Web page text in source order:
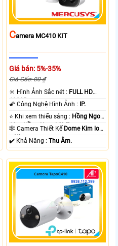
CAmera MC410 KIT
Giá bán: 5%-35%
Giá Gốc: 00 ₫
🔆 Hình Ảnh Sắc nét : FULL HD
1080P .
🌠 Công Nghệ Hình Ảnh :
IP.
⭐ Khi xem thiếu sáng : Hồng Ngoại
10m Hồng Ngoại SMD.
🕸️ Camera Thiết Kế Dome Kim loại
+ Nhựa.
️✔️ Khả Năng :Thu Âm.